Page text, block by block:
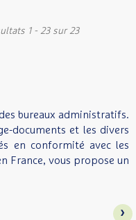
1 - 23 sur 23
bureaux administratifs.
documents et les divers
en conformité avec les
France, vous propose un
›